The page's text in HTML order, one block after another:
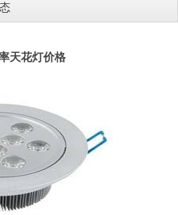
天花灯价格